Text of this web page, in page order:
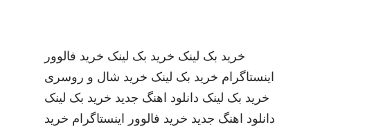
خرید بک لینک خرید بک لینک خرید فالوور
اینستاگرام خرید بک لینک خرید شال و روسری
خرید بک لینک دانلود اهنگ جدید خرید بک لینک
دانلود اهنگ جدید خرید فالوور اینستاگرام خرید